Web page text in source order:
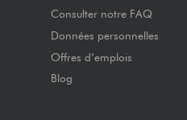
Consulter notre FAQ
Données personnelles
Offres d’emplois
Blog